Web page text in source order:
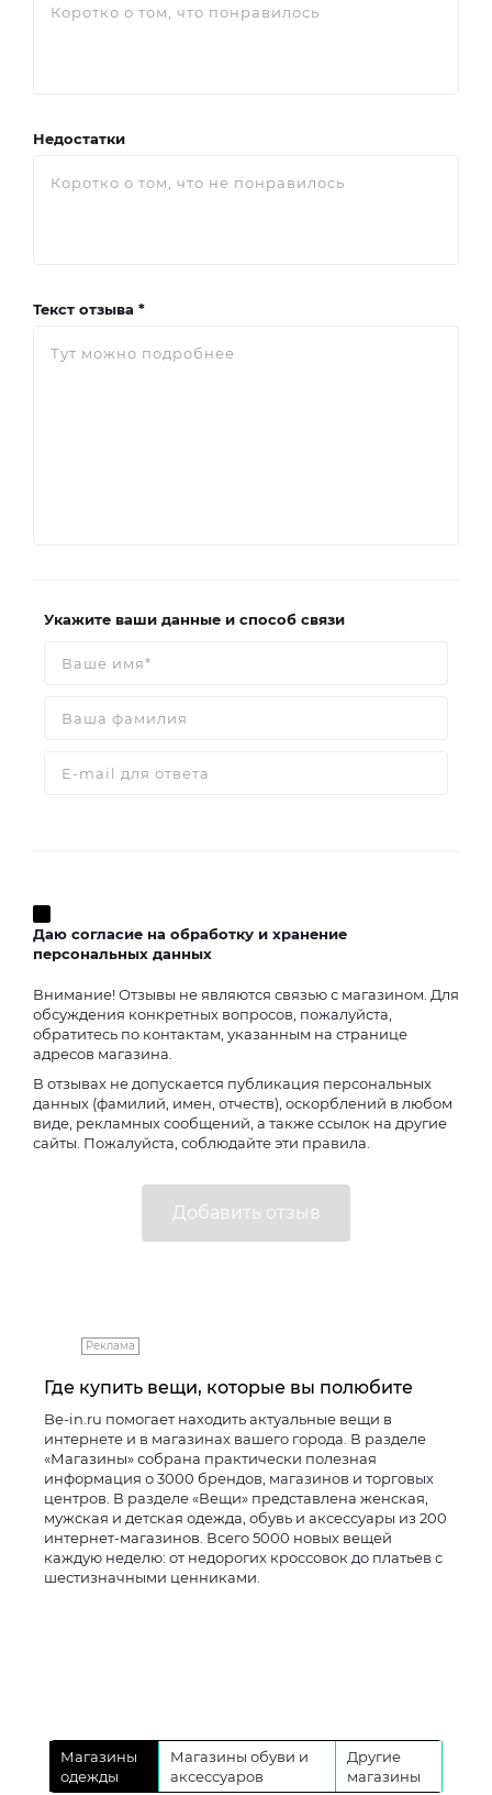
Недостатки
Текст отзыва *
Укажите ваши данные и способ связи
Даю согласие на обработку и хранение
персональных данных
Внимание! Отзывы не являются связью с магазином. Для
обсуждения конкретных вопросов, пожалуйста,
обратитесь по контактам, указанным на странице
адресов магазина.
В отзывах не допускается публикация персональных
данных (фамилий, имен, отчеств), оскорблений в любом
виде, рекламных сообщений, а также ссылок на другие
сайты. Пожалуйста, соблюдайте эти правила.
Реклама
Где купить вещи, которые вы полюбите
Be-in.ru помогает находить актуальные вещи в
интернете и в магазинах вашего города. В разделе
«Магазины» собрана практически полезная
информация о 3000 брендов, магазинов и торговых
центров. В разделе «Вещи» представлена женская,
мужская и детская одежда, обувь и аксессуары из 200
интернет-магазинов. Всего 5000 новых вещей
каждую неделю: от недорогих кроссовок до платьев с
шестизначными ценниками.
Магазины
одежды
Магазины обуви и
аксессуаров
Другие
магазины